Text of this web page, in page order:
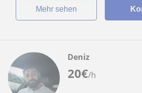
Mehr sehen
20€/h
Deniz